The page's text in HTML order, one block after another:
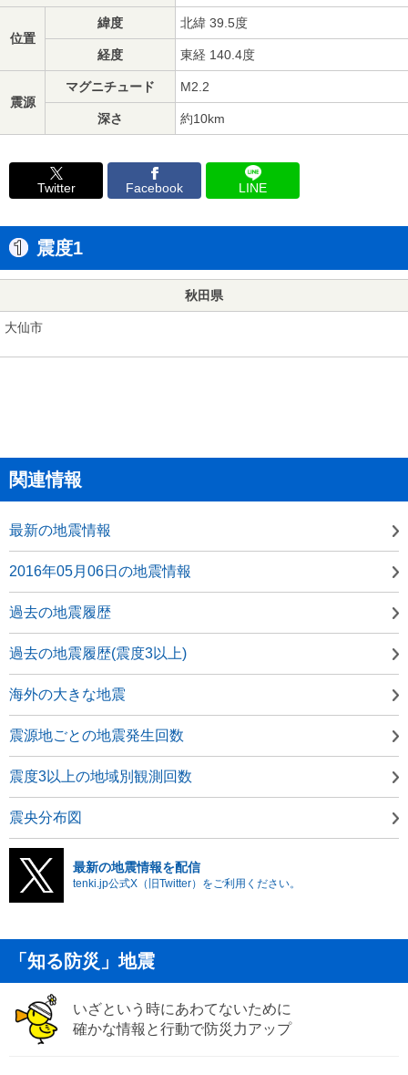
位置
緯度 北緯 39.5度
経度 東経 140.4度
震源
マグニチュード M2.2
深さ 約10km
Twitter Facebook LINE
震度1
秋田県
大仙市
関連情報
最新の地震情報
2016年05月06日の地震情報
過去の地震履歴
過去の地震履歴(震度3以上)
海外の大きな地震
震源地ごとの地震発生回数
震度3以上の地域別観測回数
震央分布図
最新の地震情報を配信
tenki.jp公式X（旧Twitter）をご利用ください。
「知る防災」地震
いざという時にあわてないために
確かな情報と行動で防災力アップ